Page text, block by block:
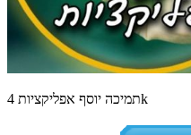
תמיכה יוסף אפליקציות 4k